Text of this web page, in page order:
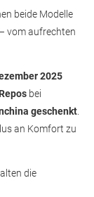
beide Modelle
vom aufrechten
2025
bei
geschenkt
an Komfort zu
die